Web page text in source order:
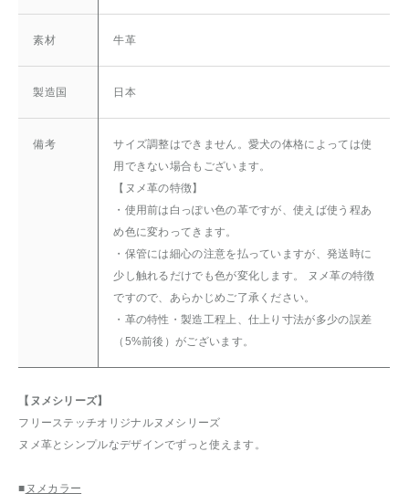
素材 牛革
製造国 日本
備考
サイズ調整はできません。愛犬の体格によっては使
用できない場合もございます。
【ヌメ革の特徴】
・使用前は白っぽい色の革ですが、使えば使う程あ
め色に変わってきます。
・保管には細心の注意を払っていますが、発送時に
少し触れるだけでも色が変化します。 ヌメ革の特徴
ですので、あらかじめご了承ください。
・革の特性・製造工程上、仕上り寸法が多少の誤差
（5%前後）がございます。
【ヌメシリーズ】
フリーステッチオリジナルヌメシリーズ
ヌメ革とシンプルなデザインでずっと使えます。
■ ヌメカラー